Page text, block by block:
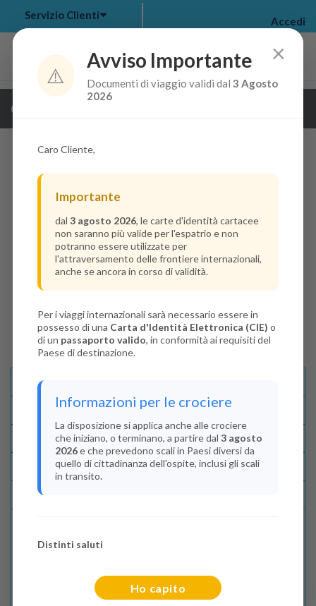
my bookings >
Servizio Clienti Accedi
Guarda i dettagli della crociera
Disponibilità
Condizioni
Recensioni
Indica il numero dei passeggeri
×
⚠️
Avviso Importante
Documenti di viaggio validi dal3 Agosto
2026
Caro Cliente,
Importante
dal 3 agosto 2026, le carte d'identità cartacee
non saranno più valide per l'espatrio e non
potranno essere utilizzate per
l'attraversamento delle frontiere internazionali,
anche se ancora in corso di validità.
Per i viaggi internazionali sarà necessario essere in
possesso di una Carta d'Identità Elettronica (CIE) o
di un passaporto valido, in conformità ai requisiti del
Paese di destinazione.
Informazioni per le crociere
La disposizione si applica anche alle crociere
che iniziano, o terminano, a partire dal 3 agosto
2026e che prevedono scali in Paesi diversi da
quello di cittadinanza dell'ospite, inclusi gli scali
in transito.
Distinti saluti
Ho capito